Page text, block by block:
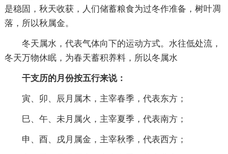
是稳固，秋天收获，人们储蓄粮食为过冬作准备，树叶凋
落，所以秋属金。
冬天属水，代表气体向下的运动方式。水往低处流，
冬天万物休眠，为春天蓄积养料，所以冬属水
干支历的月份按五行来说：
寅、卯、辰月属木，主宰春季，代表东方；
巳、午、未月属火，主宰夏季，代表南方；
申、酉、戌月属金，主宰秋季，代表西方；